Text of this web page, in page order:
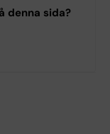
denna sida?